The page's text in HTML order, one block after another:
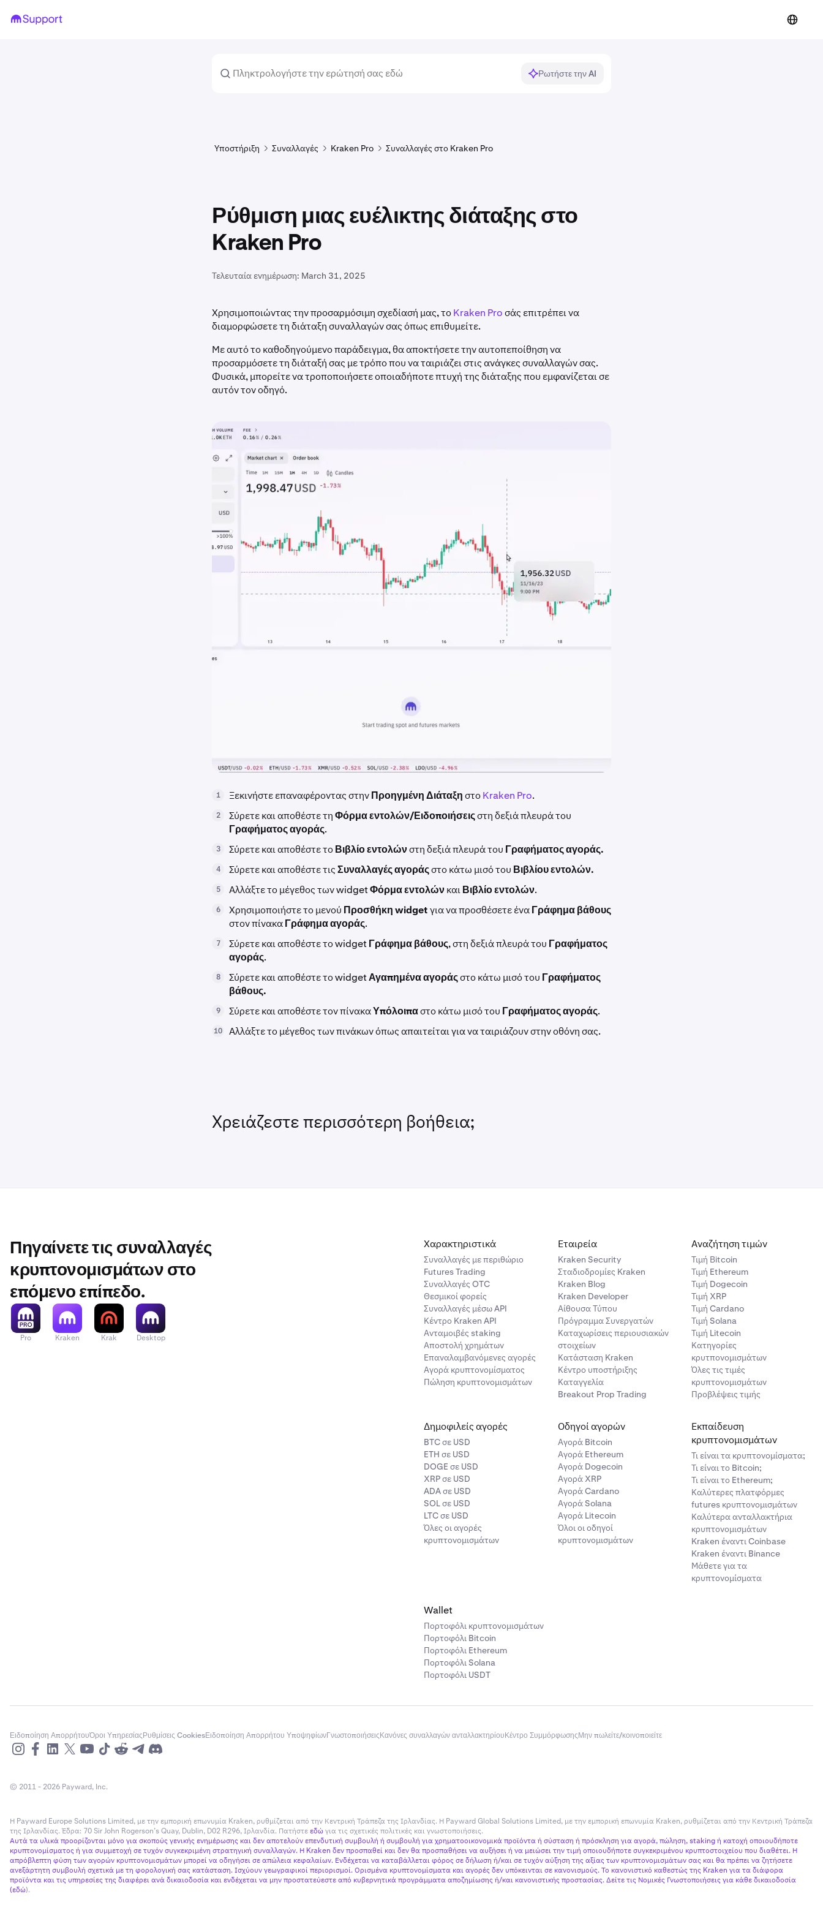
Ρωτήστε την AI
Υποστήριξη Συναλλαγές Kraken Pro Συναλλαγές στο Kraken Pro
Ρύθμιση μιας ευέλικτης διάταξης στο
Kraken Pro
Τελευταία ενημέρωση: March 31, 2025
Χρησιμοποιώντας την προσαρμόσιμη σχεδίασή μας, τοKraken Proσάς επιτρέπει να
διαμορφώσετε τη διάταξη συναλλαγών σας όπως επιθυμείτε.
Με αυτό το καθοδηγούμενο παράδειγμα, θα αποκτήσετε την αυτοπεποίθηση να
προσαρμόσετε τη διάταξή σας με τρόπο που να ταιριάζει στις ανάγκες συναλλαγών σας.
Φυσικά, μπορείτε να τροποποιήσετε οποιαδήποτε πτυχή της διάταξης που εμφανίζεται σε
αυτόν τον οδηγό.
1 Ξεκινήστε επαναφέροντας στηνΠροηγμένη ΔιάταξηστοKraken Pro.
2 Σύρετε και αποθέστε τηΦόρμα εντολών/Ειδοποιήσειςστη δεξιά πλευρά του
Γραφήματος αγοράς.
3 Σύρετε και αποθέστε τοΒιβλίο εντολώνστη δεξιά πλευρά του Γραφήματος αγοράς.
4 Σύρετε και αποθέστε τιςΣυναλλαγές αγοράςστο κάτω μισό του Βιβλίου εντολών.
5 Αλλάξτε το μέγεθος των widgetΦόρμα εντολώνκαιΒιβλίο εντολών.
6 Χρησιμοποιήστε το μενού Προσθήκη widgetγια να προσθέσετε έναΓράφημα βάθους
στον πίνακαΓράφημα αγοράς.
7 Σύρετε και αποθέστε το widgetΓράφημα βάθους, στη δεξιά πλευρά του Γραφήματος
αγοράς.
8 Σύρετε και αποθέστε το widgetΑγαπημένα αγοράςστο κάτω μισό του Γραφήματος
βάθους.
9 Σύρετε και αποθέστε τον πίνακαΥπόλοιπαστο κάτω μισό του Γραφήματος αγοράς.
10 Αλλάξτε το μέγεθος των πινάκων όπως απαιτείται για να ταιριάζουν στην οθόνη σας.
Χρειάζεστε περισσότερη βοήθεια;
Πηγαίνετε τις συναλλαγές
κρυπτονομισμάτων στο
επόμενο επίπεδο.
Pro Kraken Krak Desktop
Χαρακτηριστικά
Συναλλαγές με περιθώριο
Futures Trading
Συναλλαγές OTC
Θεσμικοί φορείς
Συναλλαγές μέσω API
Κέντρο Kraken API
Ανταμοιβές staking
Αποστολή χρημάτων
Επαναλαμβανόμενες αγορές
Αγορά κρυπτονομίσματος
Πώληση κρυπτονομισμάτων
Εταιρεία
Kraken Security
Σταδιοδρομίες Kraken
Kraken Blog
Kraken Developer
Αίθουσα Τύπου
Πρόγραμμα Συνεργατών
Καταχωρίσεις περιουσιακών
στοιχείων
Κατάσταση Kraken
Κέντρο υποστήριξης
Καταγγελία
Breakout Prop Trading
Αναζήτηση τιμών
Τιμή Βitcoin
Τιμή Ethereum
Τιμή Dogecoin
Τιμή XRP
Τιμή Cardano
Τιμή Solana
Τιμή Litecoin
Κατηγορίες
κρυτπονομισμάτων
Όλες τις τιμές
κρυπτονομισμάτων
Προβλέψεις τιμής
Δημοφιλείς αγορές
BTC σε USD
ETH σε USD
DOGE σε USD
XRP σε USD
ADA σε USD
SOL σε USD
LTC σε USD
Όλες οι αγορές
κρυπτονομισμάτων
Οδηγοί αγορών
Αγορά Bitcoin
Αγορά Ethereum
Αγορά Dogecoin
Αγορά XRP
Αγορά Cardano
Αγορά Solana
Αγορά Litecoin
Όλοι οι οδηγοί
κρυπτονομισμάτων
Εκπαίδευση
κρυπτονομισμάτων
Τι είναι τα κρυπτονομίσματα;
Τι είναι το Bitcoin;
Τι είναι το Ethereum;
Καλύτερες πλατφόρμες
futures κρυπτονομισμάτων
Καλύτερα ανταλλακτήρια
κρυπτονομισμάτων
Kraken έναντι Coinbase
Kraken έναντι Binance
Μάθετε για τα
κρυπτονομίσματα
Wallet
Πορτοφόλι κρυπτονομισμάτων
Πορτοφόλι Bitcoin
Πορτοφόλι Ethereum
Πορτοφόλι Solana
Πορτοφόλι USDT
Ειδοποίηση ΑπορρήτουΌροι ΥπηρεσίαςΡυθμίσεις CookiesΕιδοποίηση Απορρήτου ΥποψηφίωνΓνωστοποιήσειςΚανόνες συναλλαγών ανταλλακτηρίουΚέντρο ΣυμμόρφωσηςΜην πωλείτε/κοινοποιείτε
© 2011 - 2026 Payward, Inc.
Η Payward Europe Solutions Limited, με την εμπορική επωνυμία Kraken, ρυθμίζεται από την Κεντρική Τράπεζα της Ιρλανδίας. Η Payward Global Solutions Limited, με την εμπορική επωνυμία Kraken, ρυθμίζεται από την Κεντρική Τράπεζα
της Ιρλανδίας. Έδρα: 70 Sir John Rogerson’s Quay, Dublin, D02 R296, Ιρλανδία. Πατήστεεδώγια τις σχετικές πολιτικές και γνωστοποιήσεις.
Αυτά τα υλικά προορίζονται μόνο για σκοπούς γενικής ενημέρωσης και δεν αποτελούν επενδυτική συμβουλή ή συμβουλή για χρηματοοικονομικά προϊόντα ή σύσταση ή πρόσκληση για αγορά, πώληση, staking ή κατοχή οποιουδήποτε
κρυπτονομίσματος ή για συμμετοχή σε τυχόν συγκεκριμένη στρατηγική συναλλαγών. Η Kraken δεν προσπαθεί και δεν θα προσπαθήσει να αυξήσει ή να μειώσει την τιμή οποιουδήποτε συγκεκριμένου κρυπτοστοιχείου που διαθέτει. Η
απρόβλεπτη φύση των αγορών κρυπτονομισμάτων μπορεί να οδηγήσει σε απώλεια κεφαλαίων. Ενδέχεται να καταβάλλεται φόρος σε δήλωση ή/και σε τυχόν αύξηση της αξίας των κρυπτονομισμάτων σας και θα πρέπει να ζητήσετε
ανεξάρτητη συμβουλή σχετικά με τη φορολογική σας κατάσταση. Ισχύουν γεωγραφικοί περιορισμοί. Ορισμένα κρυπτονομίσματα και αγορές δεν υπόκεινται σε κανονισμούς. Το κανονιστικό καθεστώς της Kraken για τα διάφορα
προϊόντα και τις υπηρεσίες της διαφέρει ανά δικαιοδοσία και ενδέχεται να μην προστατεύεστε από κυβερνητικά προγράμματα αποζημίωσης ή/και κανονιστικής προστασίας. Δείτε τις Νομικές Γνωστοποιήσεις για κάθε δικαιοδοσία
(εδώ).